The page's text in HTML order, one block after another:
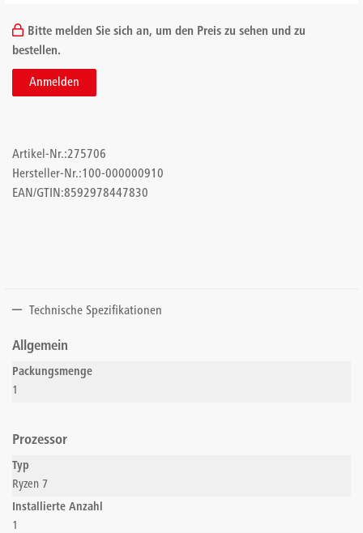
Bitte melden Sie sich an, um den Preis zu sehen und zu
bestellen.
Anmelden
Artikel-Nr.:275706
Hersteller-Nr.:100-000000910
EAN/GTIN:8592978447830
Technische Spezifikationen
Allgemein
Packungsmenge
1
Prozessor
Typ
Ryzen 7
Installierte Anzahl
1